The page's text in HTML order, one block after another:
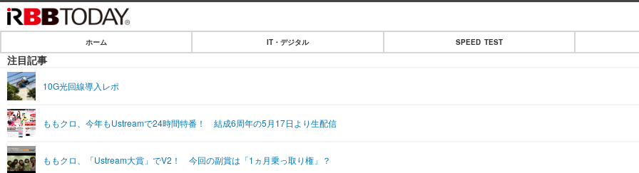
IT・デジタル
ショッピング
SPEED TEST
エンタメ
エンタメTOP
ライフ
ホーム IT・デジタル SPEED TEST
注目記事
10G光回線導入レポ
ももクロ、今年もUstreamで24時間特番！ 結成6周年の5月17日より生配信
ももクロ、「Ustream大賞」でV2！ 今回の副賞は「1ヵ月乗っ取り権」？